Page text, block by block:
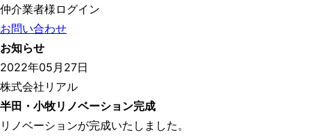
仲介業者様ログイン
お問い合わせ
お知らせ
2022年05月27日
株式会社リアル
半田・小牧リノベーション完成
リノベーションが完成いたしました。